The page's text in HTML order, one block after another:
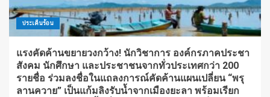
ประเด็นร้อน
แรงคัดค้านขยายวงกว้าง! นักวิชาการ องค์กรภาคประชา
สังคม นักศึกษา และประชาชนจากทั่วประเทศกว่า 200
รายชื่อ ร่วมลงชื่อในแถลงการณ์คัดค้านแผนเปลี่ยน “พรุ
ลานควาย” เป็นแก้มลิงรับน้ำจากเมืองยะลา พร้อมเรียก